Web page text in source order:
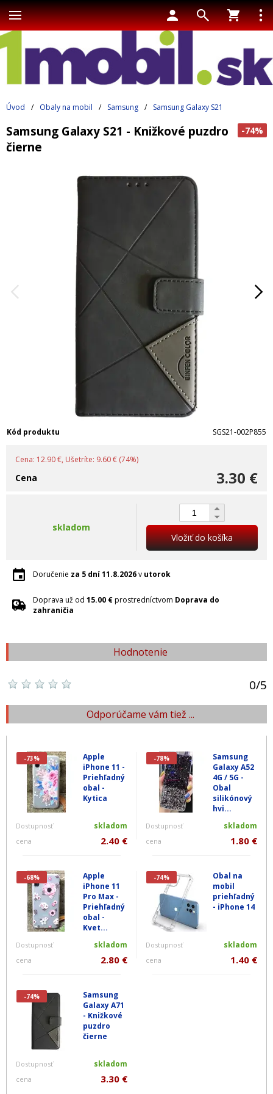
Úvod / Obaly na mobil / Samsung / Samsung Galaxy S21
-74%
Samsung Galaxy S21 - Knižkové puzdro
čierne
Kód produktu SGS21-002P855
Cena: 12.90 €, Ušetríte: 9.60 € (74%)
3.30 €
Cena
skladom
Vložiť do košíka
Doručenie za 5 dní11.8.2026v utorok
Doprava už od 15.00 €prostredníctvom Doprava do
zahraničia
Hodnotenie
0/5
Odporúčame vám tiež ...
-73%
Apple
iPhone 11 -
Priehľadný
obal -
Kytica
Dostupnosť skladom
cena 2.40 €
-78%
Samsung
Galaxy A52
4G / 5G -
Obal
silikónový
hvi...
Dostupnosť skladom
cena 1.80 €
-68%
Apple
iPhone 11
Pro Max -
Priehľadný
obal -
Kvet...
Dostupnosť skladom
cena 2.80 €
-74%
Obal na
mobil
priehľadný
- iPhone 14
Dostupnosť skladom
cena 1.40 €
-74%
Samsung
Galaxy A71
- Knižkové
puzdro
čierne
Dostupnosť skladom
cena 3.30 €